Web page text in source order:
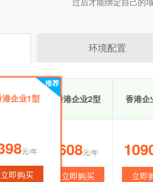
环境配置
推荐
企业1型 香港企业2型 香港企
元/年
即购买
608元/年
立即购买 立即
推荐
港企业1型
元/年
立即购买